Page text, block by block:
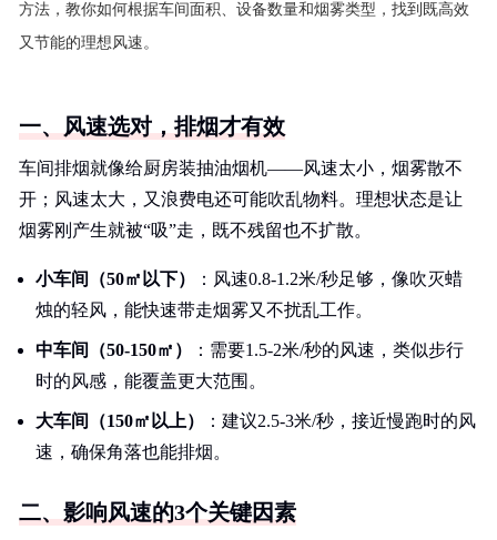
方法，教你如何根据车间面积、设备数量和烟雾类型，找到既高效
又节能的理想风速。
一、风速选对，排烟才有效
车间排烟就像给厨房装抽油烟机——风速太小，烟雾散不
开；风速太大，又浪费电还可能吹乱物料。理想状态是让
烟雾刚产生就被“吸”走，既不残留也不扩散。
小车间（50㎡以下）
：风速0.8-1.2米/秒足够，像吹灭蜡
烛的轻风，能快速带走烟雾又不扰乱工作。
中车间（50-150㎡）
：需要1.5-2米/秒的风速，类似步行
时的风感，能覆盖更大范围。
大车间（150㎡以上）
：建议2.5-3米/秒，接近慢跑时的风
速，确保角落也能排烟。
二、影响风速的3个关键因素